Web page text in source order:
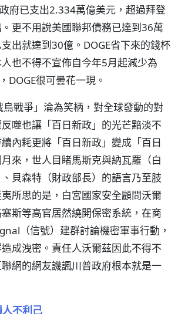
府已支出2.334萬億美元，超過拜登
更不用說美國聯邦債務已達到36萬
出就達到30億。DOGE省下來的錢杯
也不得不宣佈自今年5月起減少為
DOGE很可曇花一現。
烏戰爭」淪為笑柄，對全球發動的對
噬也讓「百日新政」的光芒黯淡不
內耗更將「百日新政」變成「百日
來，世人目睹馬斯克與納瓦羅（白
貝森特（財政部長）的語言乃至肢
所思的是，白宮國家安全顧問沃爾
斯等高官居然繞開保密系統，在商
（信號）建群討論機密軍事行動，
成洩密。責任人沃爾茲因此不得不
網的網友譏諷川普政府根本就是一
不利己